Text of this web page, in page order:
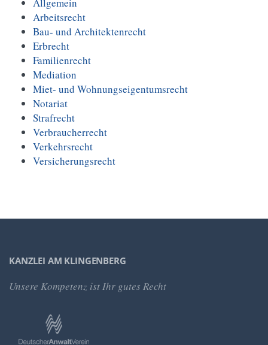
Arbeitsrecht
Bau- und Architektenrecht
Erbrecht
Familienrecht
Mediation
Miet- und Wohnungseigentumsrecht
Notariat
Strafrecht
Verbraucherrecht
Verkehrsrecht
Versicherungsrecht
KANZLEI AM KLINGENBERG
Unsere Kompetenz ist Ihr gutes Recht